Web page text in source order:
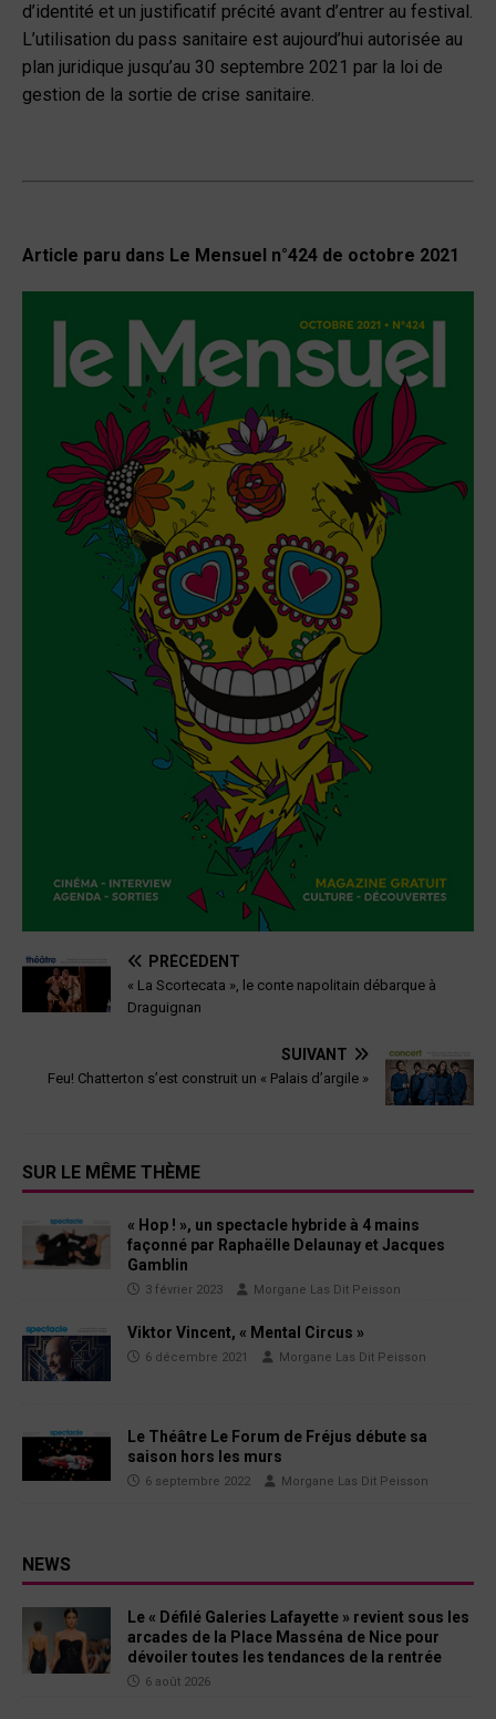
d’identité et un justificatif précité avant d’entrer au festival.
L’utilisation du pass sanitaire est aujourd’hui autorisée au
plan juridique jusqu’au 30 septembre 2021 par la loi de
gestion de la sortie de crise sanitaire.
Article paru dans Le Mensuel n°424 de octobre 2021
PRÉCÉDENT
« La Scortecata », le conte napolitain débarque à
Draguignan
SUIVANT
Feu! Chatterton s’est construit un « Palais d’argile »
SUR LE MÊME THÈME
« Hop ! », un spectacle hybride à 4 mains
façonné par Raphaëlle Delaunay et Jacques
Gamblin
3 février 2023 Morgane Las Dit Peisson
Viktor Vincent, « Mental Circus »
6 décembre 2021 Morgane Las Dit Peisson
Le Théâtre Le Forum de Fréjus débute sa
saison hors les murs
6 septembre 2022 Morgane Las Dit Peisson
NEWS
Le « Défilé Galeries Lafayette » revient sous les
arcades de la Place Masséna de Nice pour
dévoiler toutes les tendances de la rentrée
6 août 2026